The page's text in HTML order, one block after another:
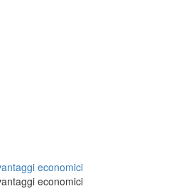
economici
economici